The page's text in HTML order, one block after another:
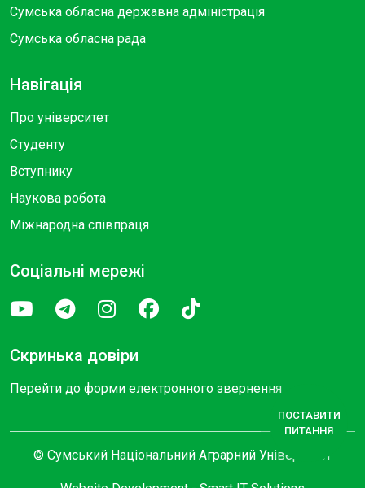
Сумська обласна державна адміністрація
Сумська обласна рада
Навігація
Про університет
Студенту
Вступнику
Наукова робота
Міжнародна співпраця
Соціальні мережі
Скринька довіри
Перейти до форми електронного звернення
© Сумський Національний Аграрний Університет
ПОСТАВИТИ
ПИТАННЯ